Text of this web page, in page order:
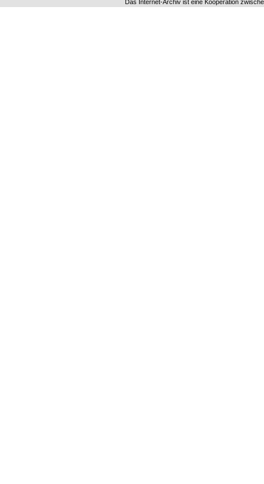
Das Internet-Archiv ist eine Kooperation